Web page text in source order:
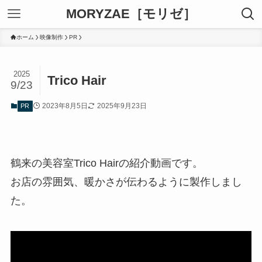
MORYZAE［モリゼ］
ホーム 映像制作 PR
Trico Hair
2025
9/23
PR 2023年8月5日 2025年9月23日
鶴来の美容室Trico Hairの紹介動画です。
お店の雰囲気、暖かさが伝わるように製作しまし
た。